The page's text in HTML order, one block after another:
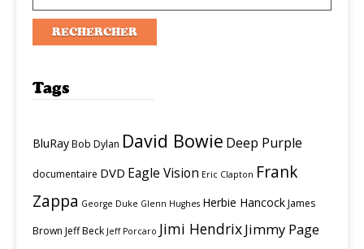
Tags
BluRayBob Dylan David Bowie Deep Purple
documentaire DVD Eagle Vision Eric Clapton Frank
Zappa George Duke Glenn Hughes Herbie HancockJames
Brown Jeff Beck Jeff Porcaro Jimi HendrixJimmy Page